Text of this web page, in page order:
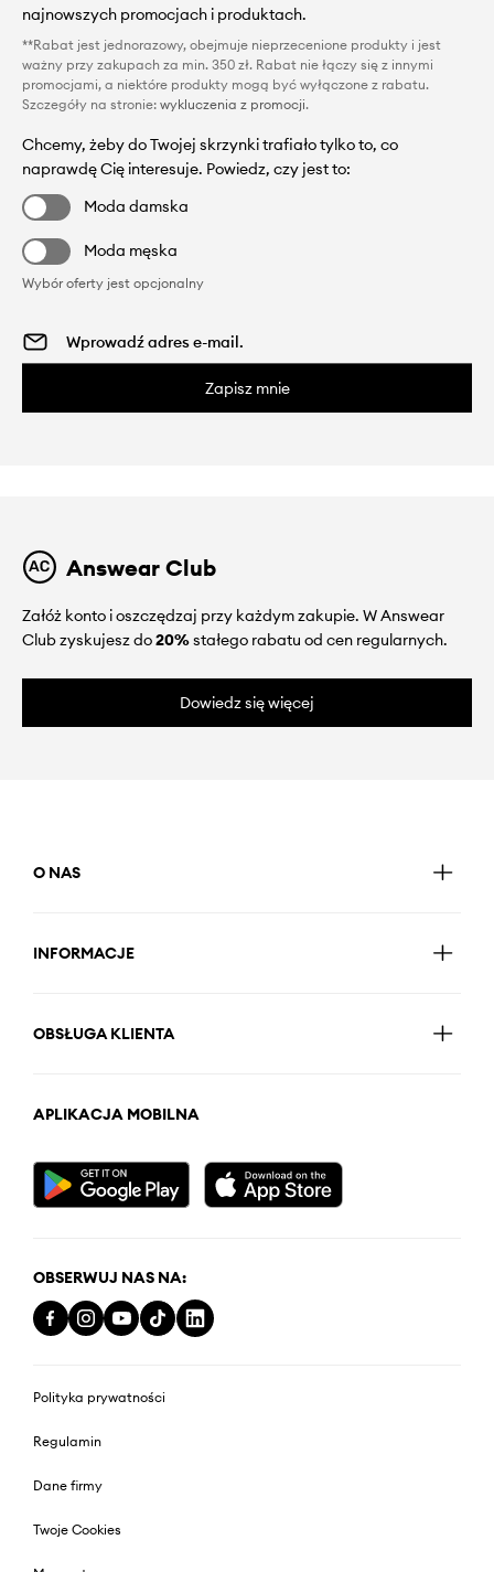
najnowszych promocjach i produktach.
**Rabat jest jednorazowy, obejmuje nieprzecenione produkty i jest
ważny przy zakupach za min. 350 zł. Rabat nie łączy się z innymi
promocjami, a niektóre produkty mogą być wyłączone z rabatu.
Szczegóły na stronie: wykluczenia z promocji.
Chcemy, żeby do Twojej skrzynki trafiało tylko to, co
naprawdę Cię interesuje. Powiedz, czy jest to:
Moda damska
Moda męska
Wybór oferty jest opcjonalny
Zapisz mnie
Answear Club
Załóż konto i oszczędzaj przy każdym zakupie. W Answear
Club zyskujesz do20%stałego rabatu od cen regularnych.
Dowiedz się więcej
O NAS
INFORMACJE
OBSŁUGA KLIENTA
APLIKACJA MOBILNA
OBSERWUJ NAS NA:
Polityka prywatności
Regulamin
Dane firmy
Twoje Cookies